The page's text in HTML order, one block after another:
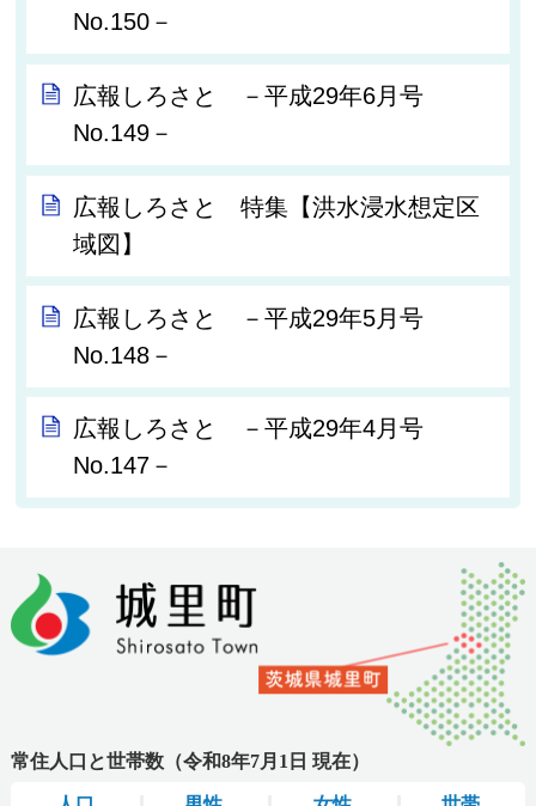
No.150－
広報しろさと －平成29年6月号
No.149－
広報しろさと 特集【洪水浸水想定区
域図】
広報しろさと －平成29年5月号
No.148－
広報しろさと －平成29年4月号
No.147－